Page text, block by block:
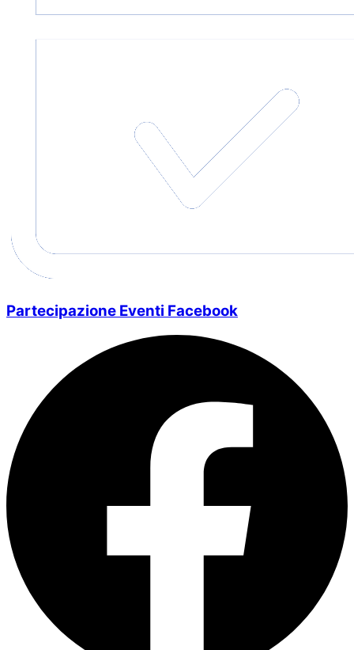
Partecipazione Eventi Facebook